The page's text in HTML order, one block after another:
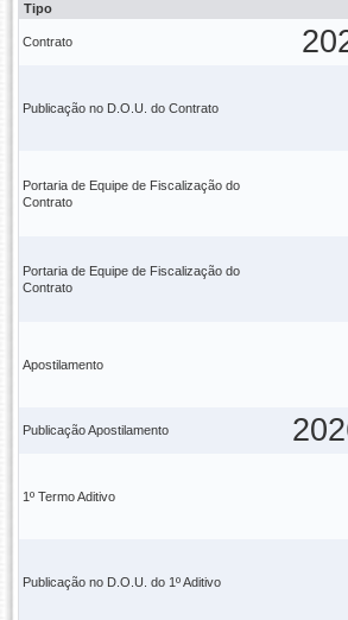
Tipo
Contrato
Publicação no D.O.U. do Contrato
Portaria de Equipe de Fiscalização do
Contrato
Portaria de Equipe de Fiscalização do
Contrato
Apostilamento
Publicação Apostilamento
1º Termo Aditivo
Publicação no D.O.U. do 1º Aditivo